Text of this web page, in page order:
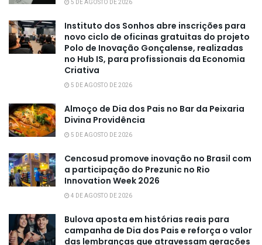
5 DE AGOSTO DE 2026
Instituto dos Sonhos abre inscrições para
novo ciclo de oficinas gratuitas do projeto
Polo de Inovação Gonçalense, realizadas
no Hub IS, para profissionais da Economia
Criativa
5 DE AGOSTO DE 2026
Almoço de Dia dos Pais no Bar da Peixaria
Divina Providência
5 DE AGOSTO DE 2026
Cencosud promove inovação no Brasil com
a participação do Prezunic no Rio
Innovation Week 2026
4 DE AGOSTO DE 2026
Bulova aposta em histórias reais para
campanha de Dia dos Pais e reforça o valor
das lembranças que atravessam gerações